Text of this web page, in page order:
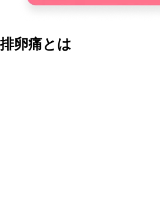
排卵痛とは